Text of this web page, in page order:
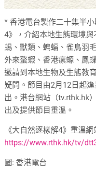
* 香港電台製作二十集半
4》，介紹本地生態環境
蜴、獸類、蝙蝠、雀鳥羽
外來螯蝦、香港瘰螈、鳳
邀請到本地生物及生態教
疑問。節目由2月12日起
出。港台網站（tv.rthk.hk
出及提供節目重溫。
《大自然逐樣解4》重溫網
https://www.rthk.hk/tv/
圖: 香港電台